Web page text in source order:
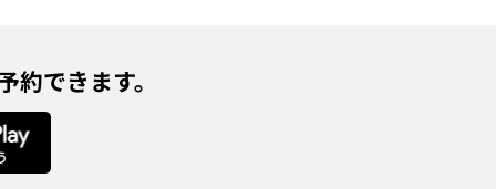
できます。